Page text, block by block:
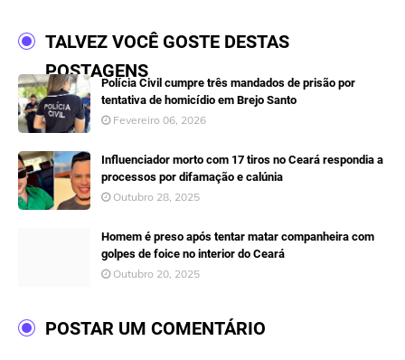
TALVEZ VOCÊ GOSTE DESTAS
POSTAGENS
Polícia Civil cumpre três mandados de prisão por
tentativa de homicídio em Brejo Santo
Fevereiro 06, 2026
Influenciador morto com 17 tiros no Ceará respondia a
processos por difamação e calúnia
Outubro 28, 2025
Homem é preso após tentar matar companheira com
golpes de foice no interior do Ceará
Outubro 20, 2025
POSTAR UM COMENTÁRIO